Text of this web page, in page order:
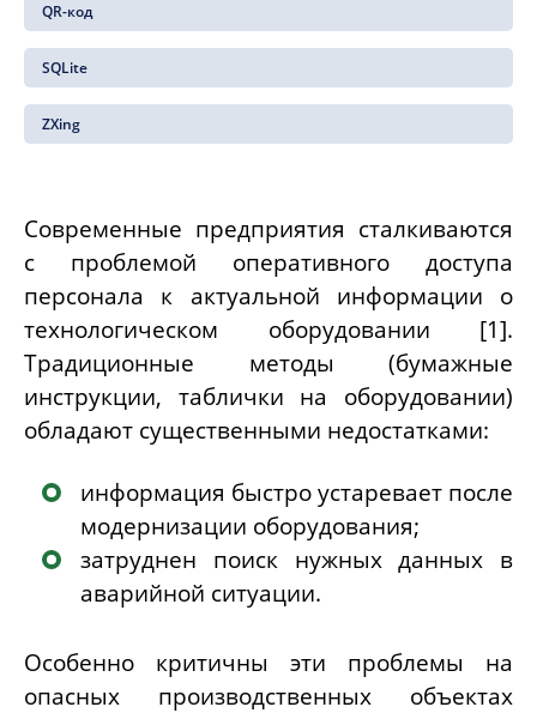
QR-код
SQLite
ZXing
Современные предприятия сталкиваются
с проблемой оперативного доступа
персонала к актуальной информации о
технологическом оборудовании [1].
Традиционные методы (бумажные
инструкции, таблички на оборудовании)
обладают существенными недостатками:
информация быстро устаревает после
модернизации оборудования;
затруднен поиск нужных данных в
аварийной ситуации.
Особенно критичны эти проблемы на
опасных производственных объектах